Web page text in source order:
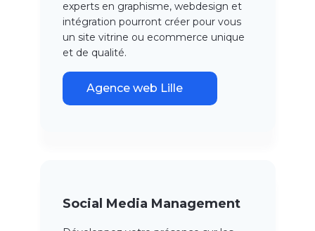
experts en graphisme, webdesign et
intégration pourront créer pour vous
un site vitrine ou ecommerce unique
et de qualité.
Agence web Lille
Social Media Management